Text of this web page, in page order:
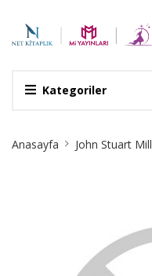
Kategoriler
Breadcrumb
Anasayfa John Stuart Mill